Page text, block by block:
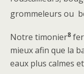
grommeleurs ou
Notre timonier8
mieux afin que la
eaux plus calmes